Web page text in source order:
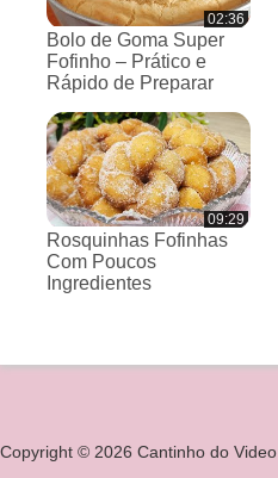
02:36
Bolo de Goma Super
Fofinho – Prático e
Rápido de Preparar
09:29
Rosquinhas Fofinhas
Com Poucos
Ingredientes
Copyright © 2026 Cantinho do Video